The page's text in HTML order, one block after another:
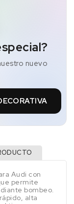
nuevo
Audi con
permite
bombeo.
alta